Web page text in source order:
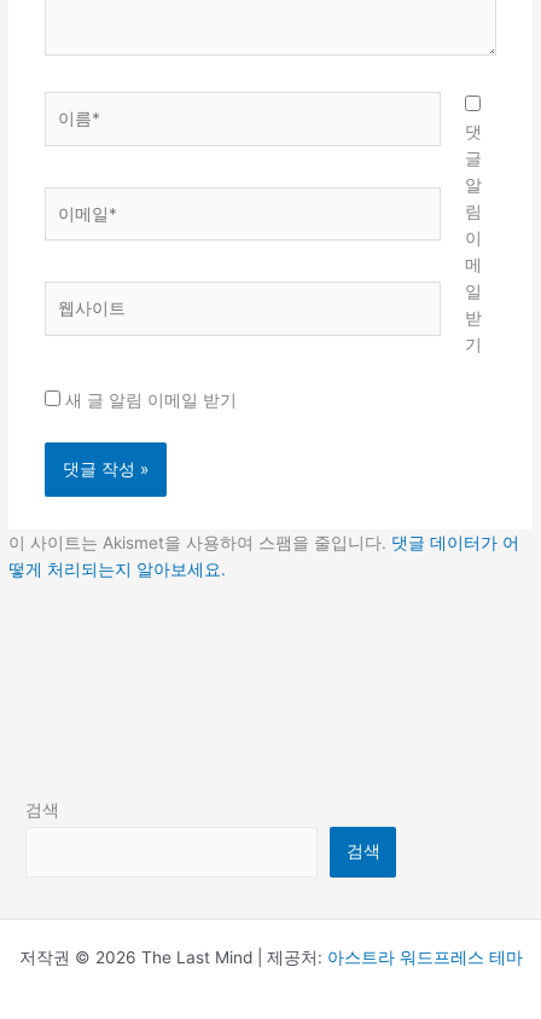
*
댓
글
알
림
이
메
일
받
기
새 글 알림 이메일 받기
이 사이트는 Akismet을 사용하여 스팸을 줄입니다. 댓글 데이터가 어
떻게 처리되는지 알아보세요.
검색
검색
저작권 © 2026 The Last Mind | 제공처: 아스트라 워드프레스 테마